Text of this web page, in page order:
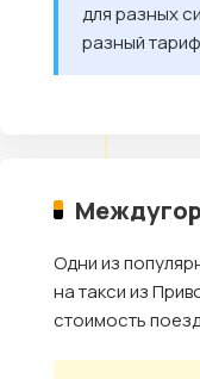
для разных
разный
Одни из
на такси из
стоимость